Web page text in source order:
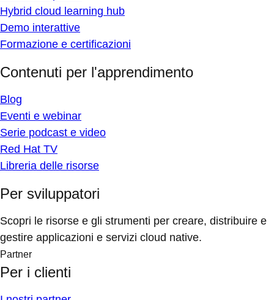
Hybrid cloud learning hub
Demo interattive
Formazione e certificazioni
Contenuti per l'apprendimento
Blog
Eventi e webinar
Serie podcast e video
Red Hat TV
Libreria delle risorse
Per sviluppatori
Scopri le risorse e gli strumenti per creare, distribuire e
gestire applicazioni e servizi cloud native.
Partner
Per i clienti